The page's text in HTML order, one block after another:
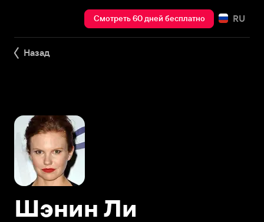
Смотреть 60 дней бесплатно RU
Назад
Шэнин Ли